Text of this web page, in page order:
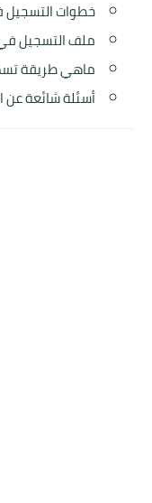
خطوات التسجيل
ملف التسجيل في
ماهي طريقة
أسئلة شائعة